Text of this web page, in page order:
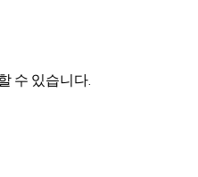
수 있습니다.